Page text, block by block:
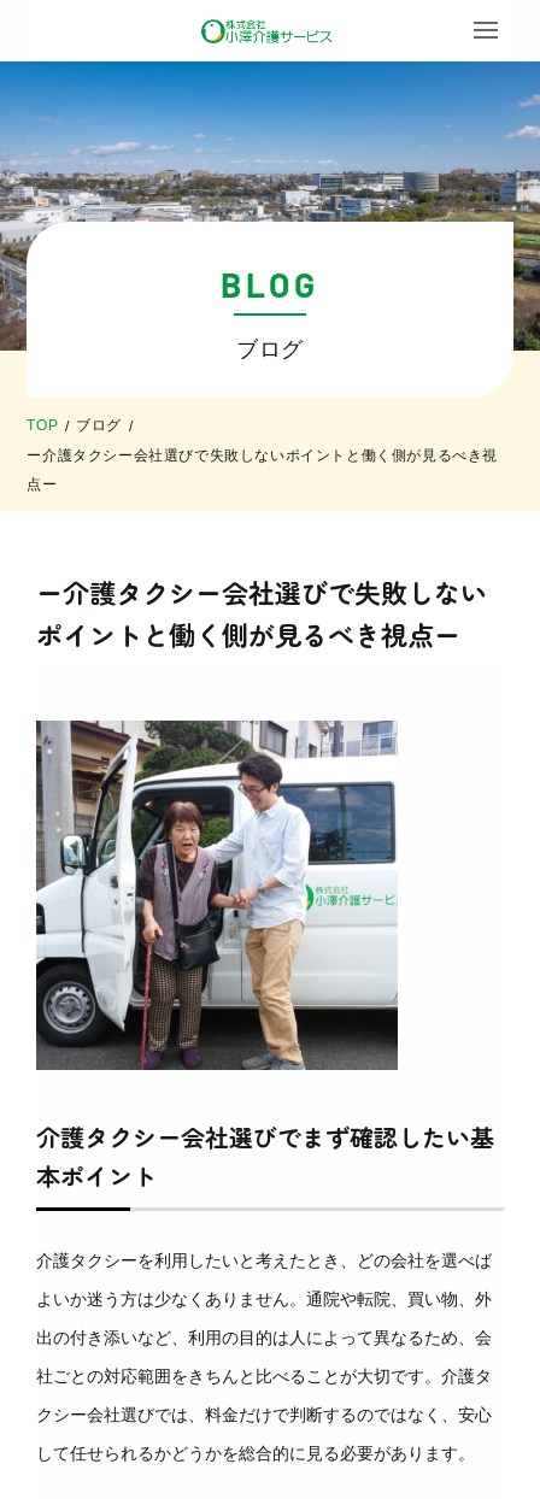
BLOG
ブログ
TOP / ブログ /
ー介護タクシー会社選びで失敗しないポイントと働く側が見るべき視
点ー
ー介護タクシー会社選びで失敗しない
ポイントと働く側が見るべき視点ー
介護タクシー会社選びでまず確認したい基
本ポイント
介護タクシーを利用したいと考えたとき、どの会社を選べば
よいか迷う方は少なくありません。通院や転院、買い物、外
出の付き添いなど、利用の目的は人によって異なるため、会
社ごとの対応範囲をきちんと比べることが大切です。介護タ
クシー会社選びでは、料金だけで判断するのではなく、安心
して任せられるかどうかを総合的に見る必要があります。